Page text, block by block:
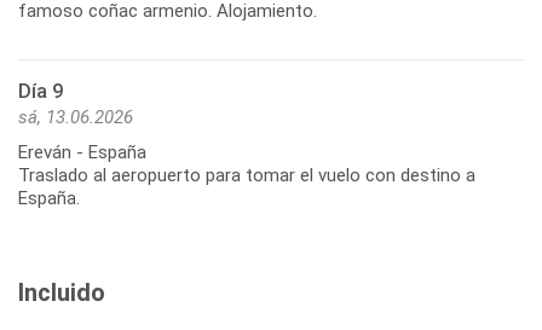
Día 9
sá, 13.06.2026
Ereván - España
Traslado al aeropuerto para tomar el vuelo con destino a
Incluido